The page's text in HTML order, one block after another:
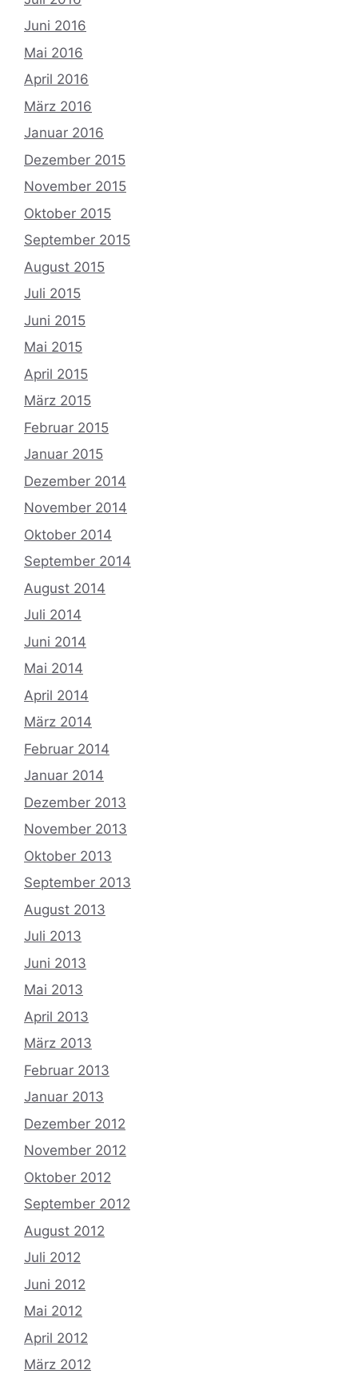
Juni 2016
Mai 2016
April 2016
März 2016
Januar 2016
Dezember 2015
November 2015
Oktober 2015
September 2015
August 2015
Juli 2015
Juni 2015
Mai 2015
April 2015
März 2015
Februar 2015
Januar 2015
Dezember 2014
November 2014
Oktober 2014
September 2014
August 2014
Juli 2014
Juni 2014
Mai 2014
April 2014
März 2014
Februar 2014
Januar 2014
Dezember 2013
November 2013
Oktober 2013
September 2013
August 2013
Juli 2013
Juni 2013
Mai 2013
April 2013
März 2013
Februar 2013
Januar 2013
Dezember 2012
November 2012
Oktober 2012
September 2012
August 2012
Juli 2012
Juni 2012
Mai 2012
April 2012
März 2012